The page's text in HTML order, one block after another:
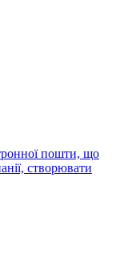
пошти, що
створювати